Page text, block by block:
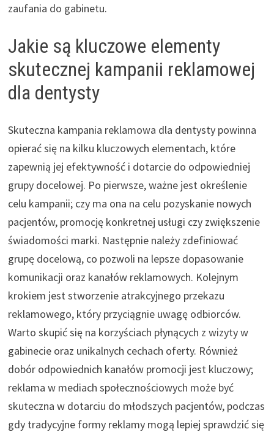
zaufania do gabinetu.
Jakie są kluczowe elementy
skutecznej kampanii reklamowej
dla dentysty
Skuteczna kampania reklamowa dla dentysty powinna
opierać się na kilku kluczowych elementach, które
zapewnią jej efektywność i dotarcie do odpowiedniej
grupy docelowej. Po pierwsze, ważne jest określenie
celu kampanii; czy ma ona na celu pozyskanie nowych
pacjentów, promocję konkretnej usługi czy zwiększenie
świadomości marki. Następnie należy zdefiniować
grupę docelową, co pozwoli na lepsze dopasowanie
komunikacji oraz kanałów reklamowych. Kolejnym
krokiem jest stworzenie atrakcyjnego przekazu
reklamowego, który przyciągnie uwagę odbiorców.
Warto skupić się na korzyściach płynących z wizyty w
gabinecie oraz unikalnych cechach oferty. Również
dobór odpowiednich kanałów promocji jest kluczowy;
reklama w mediach społecznościowych może być
skuteczna w dotarciu do młodszych pacjentów, podczas
gdy tradycyjne formy reklamy mogą lepiej sprawdzić się